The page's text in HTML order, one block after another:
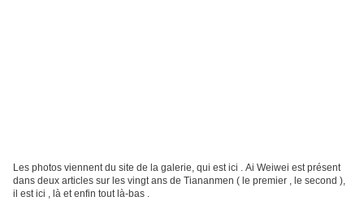
Les photos viennent du site de la galerie, qui est ici . Ai Weiwei est présent
dans deux articles sur les vingt ans de Tiananmen ( le premier , le second ),
il est ici , là et enfin tout là-bas .